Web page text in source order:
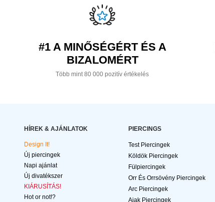
#1 A MINŐSÉGÉRT ÉS A
BIZALOMÉRT
Több mint 80 000 pozitív értékelés
HÍREK & AJÁNLATOK
Design It!
Új piercingek
Napi ajánlat
Új divatékszer
KIÁRUSÍTÁS!
Hot or not!?
PIERCINGS
Test Piercingek
Köldök Piercingek
Fülpiercingek
Orr És Orrsövény Piercingek
Arc Piercingek
Ajak Piercingek